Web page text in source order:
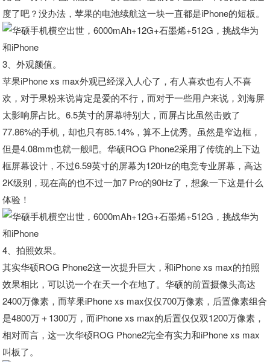
度了吧？没办法，苹果的电池续航这一块一直都是iPhone的短板。
3、外观颜值。
苹果iPhone xs max外观已经深入人心了，有人喜欢也有人不喜
欢，对于果粉来说肯定是爱的不行，而对于一些用户来说，刘海屏
太影响屏占比。6.5英寸的屏幕特别大，而屏占比虽然击败了
77.86%的手机，却也只有85.14%，算不上优秀。虽然是窄边框，
但是4.08mm也就一般吧。华硕ROG Phone2采用了传统的上下边
框屏幕设计，不过6.59英寸的屏幕为120Hz的电竞专业屏幕，高达
2K级别，现在高的也不过一加7 Pro的90Hz了，想象一下这是什么
体验！
4、拍照效果。
其实华硕ROG Phone2这一次提升巨大，和iPhone xs max的拍照
效果相比，可以说一个在天一个在地了。华硕的前置摄像头高达
2400万像素，而苹果iPhone xs max仅仅700万像素，后置像素组合
是4800万＋1300万，而iPhone xs max的后置仅仅双1200万像素，
相对而言，这一次华硕ROG Phone2完全有实力和iPhone xs max
叫板了。